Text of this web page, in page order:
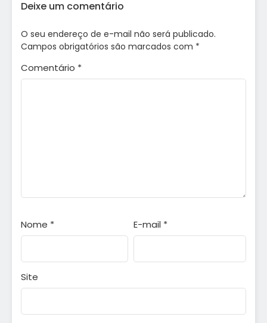
Deixe um comentário
O seu endereço de e-mail não será publicado.
Campos obrigatórios são marcados com *
Comentário *
Nome * E-mail *
Site